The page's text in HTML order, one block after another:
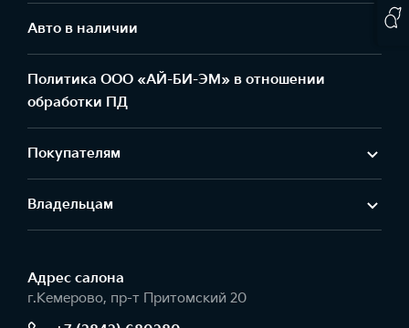
Авто в наличии
Политика ООО «АЙ-БИ-ЭМ» в отношении
обработки ПД
Покупателям
Владельцам
Адрес салонa
г.Кемерово, пр-т Притомский 20